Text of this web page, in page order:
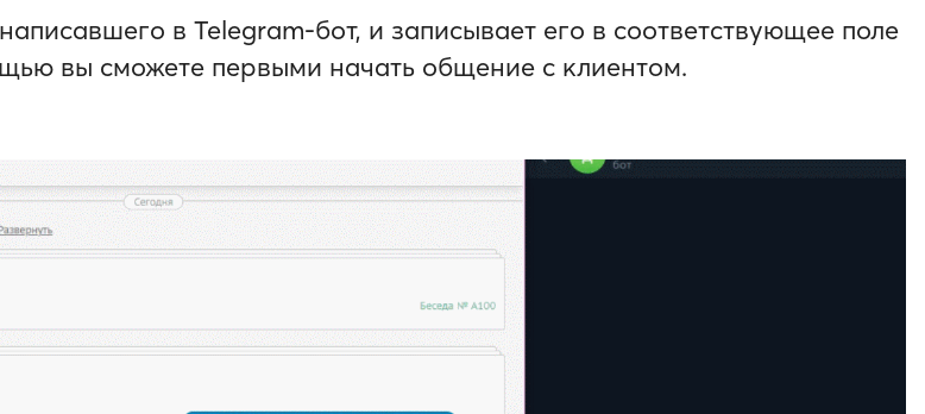
в Telegram-бот, и записывает его в соответствующее поле
вы сможете первыми начать общение с клиентом.